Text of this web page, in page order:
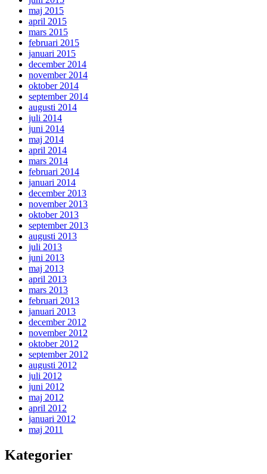
maj 2015
april 2015
mars 2015
februari 2015
januari 2015
december 2014
november 2014
oktober 2014
september 2014
augusti 2014
juli 2014
juni 2014
maj 2014
april 2014
mars 2014
februari 2014
januari 2014
december 2013
november 2013
oktober 2013
september 2013
augusti 2013
juli 2013
juni 2013
maj 2013
april 2013
mars 2013
februari 2013
januari 2013
december 2012
november 2012
oktober 2012
september 2012
augusti 2012
juli 2012
juni 2012
maj 2012
april 2012
januari 2012
maj 2011
Kategorier